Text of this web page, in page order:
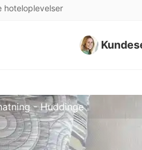
hoteloplevelser
- Huddinge